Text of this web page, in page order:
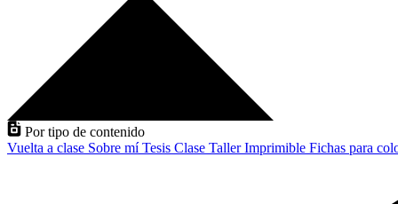
Por tipo de contenido
Vuelta a clase Sobre míTesis Clase TallerImprimible Fichas para